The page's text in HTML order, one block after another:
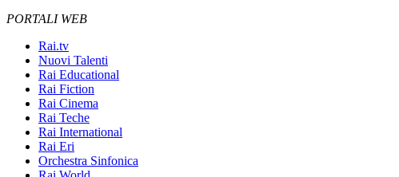
PORTALI WEB
Rai.tv
Nuovi Talenti
Rai Educational
Rai Fiction
Rai Cinema
Rai Teche
Rai International
Rai Eri
Orchestra Sinfonica